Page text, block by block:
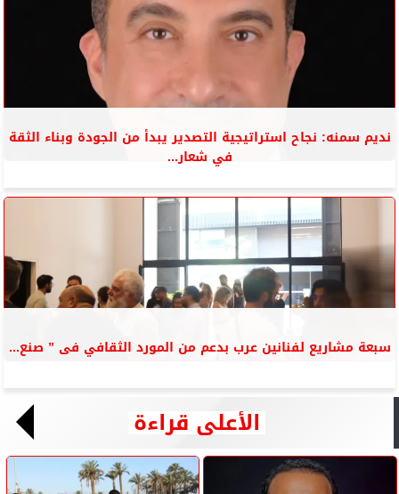
نديم سمنه: نجاح استراتيجية التصدير يبدأ من الجودة وبناء الثقة
في شعار...
سبعة مشاريع لفنانين عرب بدعم من المورد الثقافي فى ” صنع...
الأعلى قراءة